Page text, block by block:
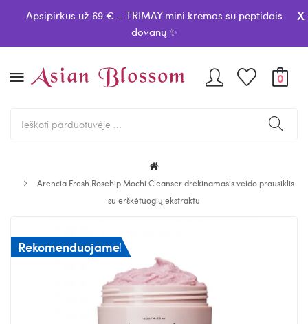
Apsipirkus už 69 € – TRIMAY mini kremas su peptidais
dovanų ✨
x
0
Arencia Fresh Rosehip Mochi Cleanser drėkinamasis veido prausiklis
su erškėtuogių ekstraktu
Rekomenduojame!